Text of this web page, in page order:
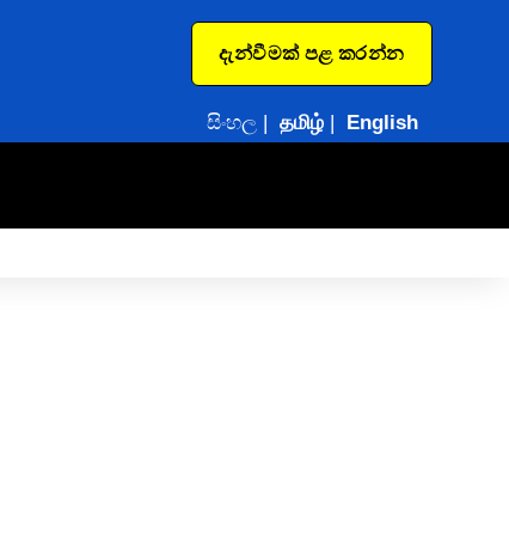
දැන්වීමක් පළ කරන්න
සිංහල| தமிழ்| English